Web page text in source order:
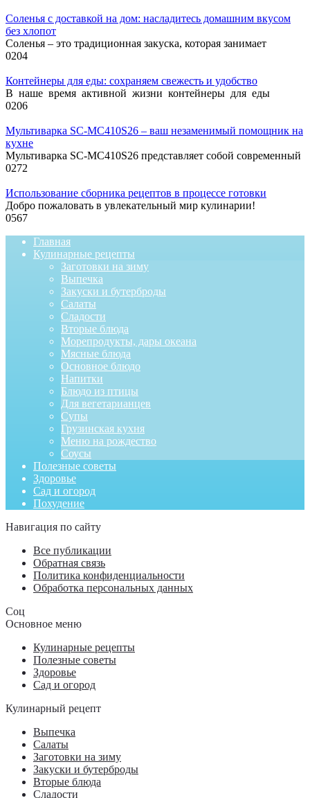
Соленья с доставкой на дом: насладитесь домашним вкусом
без хлопот
Соленья – это традиционная закуска, которая занимает
0204
Контейнеры для еды: сохраняем свежесть и удобство
В наше время активной жизни контейнеры для еды
0206
Мультиварка SC-MC410S26 – ваш незаменимый помощник на
кухне
Мультиварка SC-MC410S26 представляет собой современный
0272
Использование сборника рецептов в процессе готовки
Добро пожаловать в увлекательный мир кулинарии!
0567
Главная
Кулинарные рецепты
Заготовки на зиму
Выпечка
Закуски и бутерброды
Салаты
Сладости
Вторые блюда
Морепродукты, дары океана
Мясные блюда
Основное блюдо
Напитки
Блюдо из птицы
Для вегетарианцев
Супы
Грузинская кухня
Меню на рождество
Соусы
Полезные советы
Здоровье
Сад и огород
Похудение
Навигация по сайту
Все публикации
Обратная связь
Политика конфиденциальности
Обработка персональных данных
Соц
Основное меню
Кулинарные рецепты
Полезные советы
Здоровье
Сад и огород
Кулинарный рецепт
Выпечка
Салаты
Заготовки на зиму
Закуски и бутерброды
Вторые блюда
Сладости